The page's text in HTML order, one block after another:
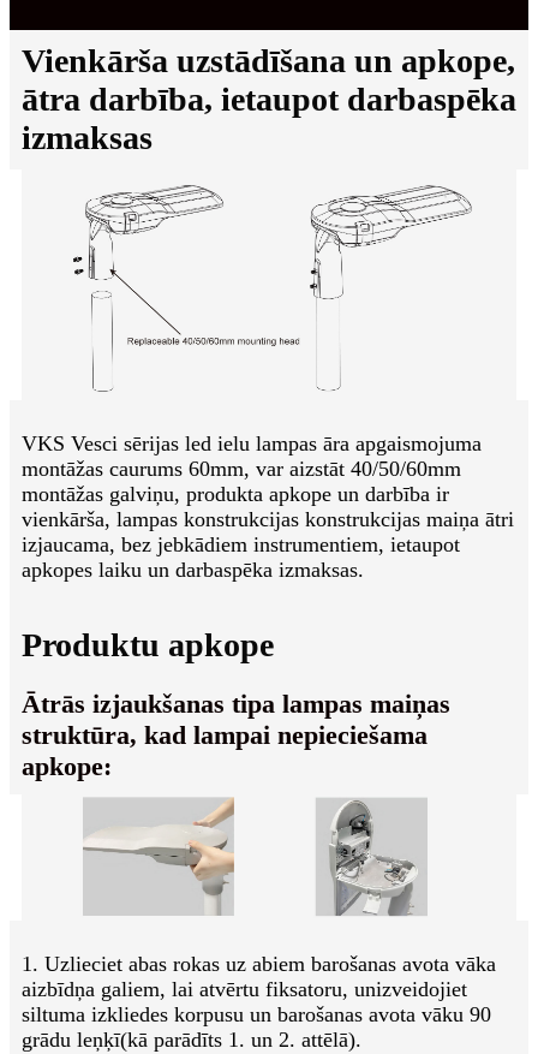
Vienkārša uzstādīšana un apkope,
ātra darbība, ietaupot darbaspēka
izmaksas
VKS Vesci sērijas led ielu lampas āra apgaismojuma
montāžas caurums 60mm, var aizstāt 40/50/60mm
montāžas galviņu, produkta apkope un darbība ir
vienkārša, lampas konstrukcijas konstrukcijas maiņa ātri
izjaucama, bez jebkādiem instrumentiem, ietaupot
apkopes laiku un darbaspēka izmaksas.
Produktu apkope
Ātrās izjaukšanas tipa lampas maiņas
struktūra, kad lampai nepieciešama
apkope:
1. Uzlieciet abas rokas uz abiem barošanas avota vāka
aizbīdņa galiem, lai atvērtu fiksatoru, unizveidojiet
siltuma izkliedes korpusu un barošanas avota vāku 90
grādu leņķī(kā parādīts 1. un 2. attēlā).